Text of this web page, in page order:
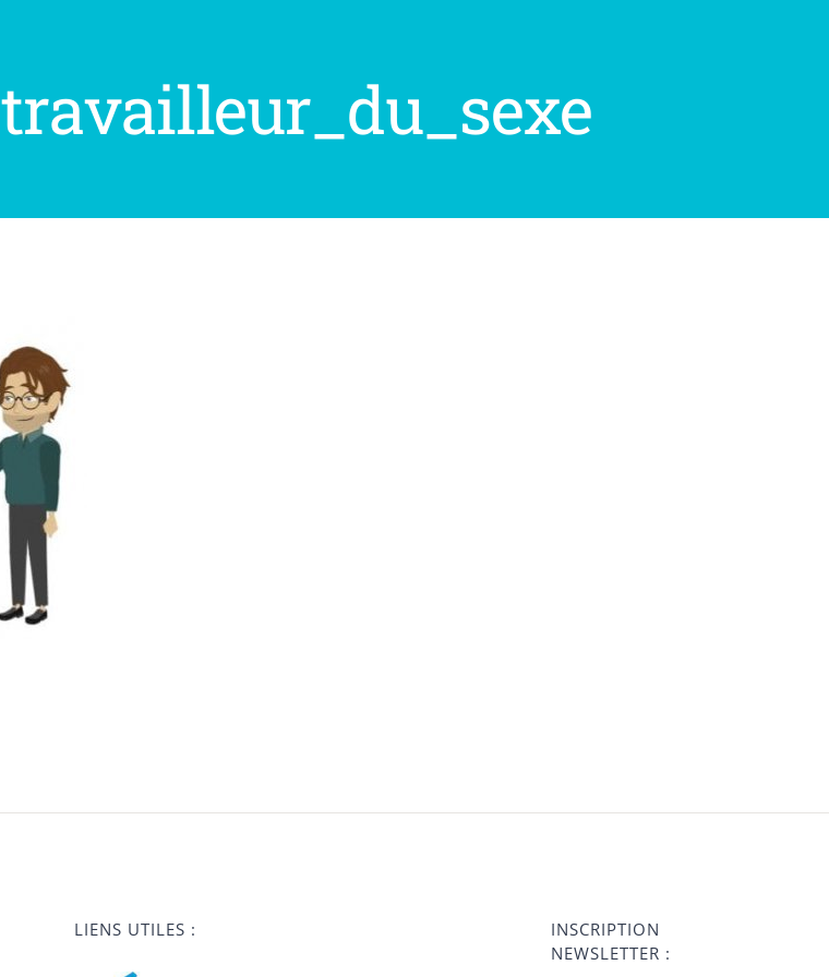
travailleur_du_sexe
LIENS UTILES :
INSCRIPTION
NEWSLETTER :